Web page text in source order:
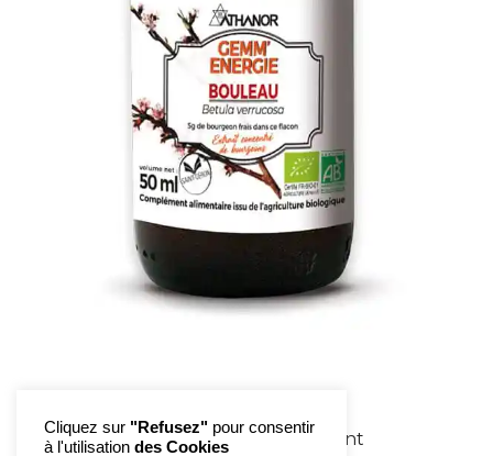
1 2 suivant
Cliquez sur "Refusez" pour consentir
à l'utilisation des Cookies